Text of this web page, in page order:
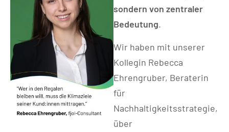
sondern von zentraler
Bedeutung.
Wir haben mit unserer
Kollegin Rebecca
Ehrengruber, Beraterin
für
Nachhaltigkeitsstrategie,
über